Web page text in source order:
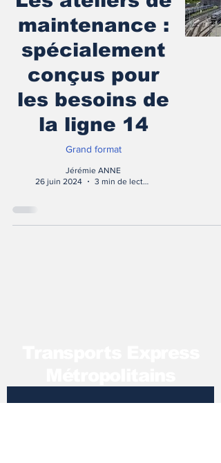
maintenance :
spécialement
conçus pour
les besoins de
la ligne 14
Grand format
Jérémie ANNE
26 juin 2024
3 min de lecture